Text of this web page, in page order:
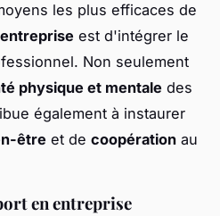
les plus efficaces de
est d'intégrer le
Non seulement
physique et mentale des
également à instaurer
être et de coopération au
en entreprise